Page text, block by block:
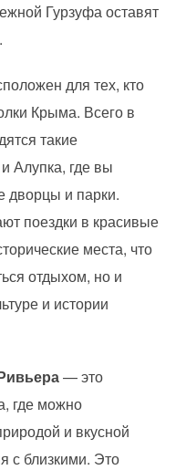
Гурзуфа оставят
для тех, кто
Крыма. Всего в
такие
Алупка, где вы
дворцы и парки.
поездки в красивые
места, что
отдыхом, но и
и истории
— это
где можно
и вкусной
с близкими. Это